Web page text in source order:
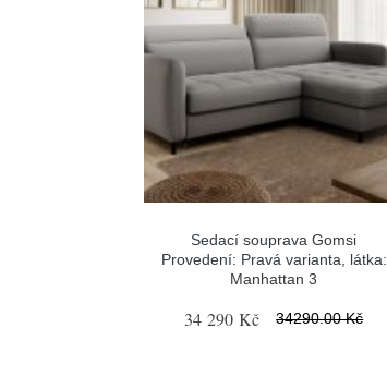
Sedací souprava Gomsi
Provedení: Pravá varianta, látka:
Manhattan 3
34 290 Kč 34290.00 Kč